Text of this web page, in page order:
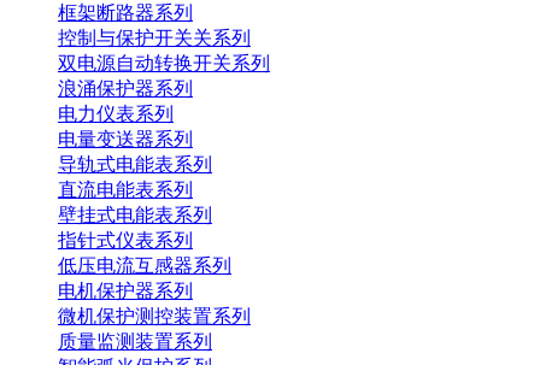
框架断路器系列
控制与保护开关关系列
双电源自动转换开关系列
浪涌保护器系列
电力仪表系列
电量变送器系列
导轨式电能表系列
直流电能表系列
壁挂式电能表系列
指针式仪表系列
低压电流互感器系列
电机保护器系列
微机保护测控装置系列
质量监测装置系列